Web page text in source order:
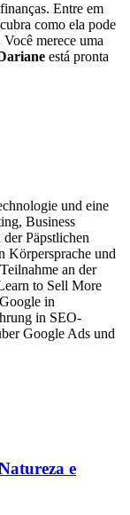
Entre em
como ela pode
merece uma
está pronta
und eine
Business
Päpstlichen
Körpersprache und
an der
to Sell More
in
in SEO-
Google Ads und
e